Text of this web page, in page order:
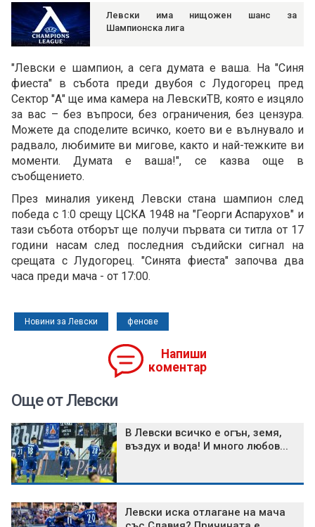
Левски има нищожен шанс за
Шампионска лига
"Левски е шампион, а сега думата е ваша. На "Синя
фиеста" в събота преди двубоя с Лудогорец пред
Сектор "А" ще има камера на ЛевскиТВ, която е изцяло
за вас – без въпроси, без ограничения, без цензура.
Можете да споделите всичко, което ви е вълнувало и
радвало, любимите ви мигове, както и най-тежките ви
моменти. Думата е ваша!", се казва още в
съобщението.
През миналия уикенд Левски стана шампион след
победа с 1:0 срещу ЦСКА 1948 на "Георги Аспарухов" и
тази събота отборът ще получи първата си титла от 17
години насам след последния съдийски сигнал на
срещата с Лудогорец. "Синята фиеста" започва два
часа преди мача - от 17:00.
Новини за Левски фенове
Напиши
коментар
Още от Левски
В Левски всичко е огън, земя,
въздух и вода! И много любов...
Левски иска отлагане на мача